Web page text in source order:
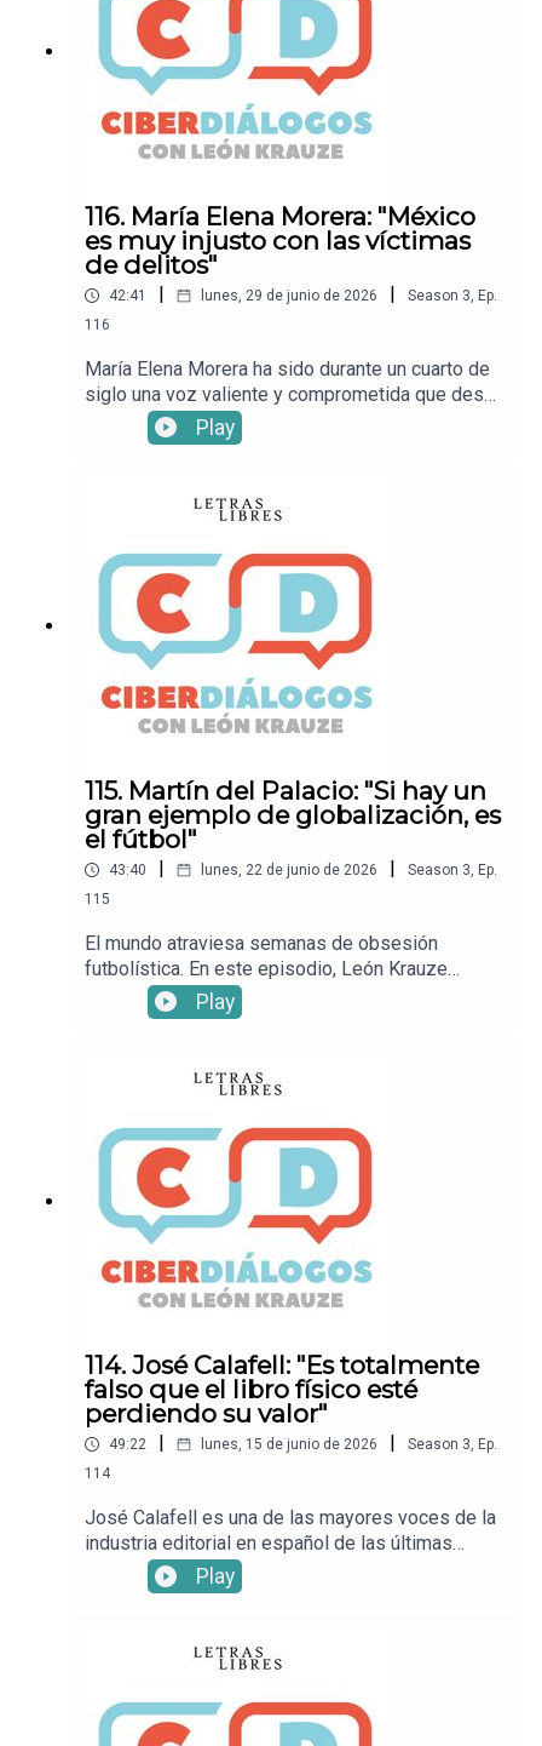
latinoamericana.Mira este episodio en YouTube.•
Sigue a León KrauzeXFacebookInstagramTikTok•
Sigue a Letras LibresSitio
webXFacebookInstagramTikTok• ¡Suscríbete a
Letras Libres!
116. María Elena Morera: "México
es muy injusto con las víctimas
de delitos"
42:41 lunes, 29 de junio de 2026 Season 3, Ep.
116
María Elena Morera ha sido durante un cuarto de
siglo una voz valiente y comprometida que desde
Causa en Común, la asociación que preside, se ha
dedicado a empujar al país hacia una justicia más
víctimas y una reflexión constante sobre la
inseguridad. En esta conversación con León
Krauze, habla sobre corrupción, cifras, impunidad
y acceso a la justicia durante el gobierno de
Claudia Sheinbaum.Mira este episodio en
YouTube.• Sigue a León
KrauzeXFacebookInstagramTikTok• Sigue a
Letras LibresSitio
webXFacebookInstagramTikTok• ¡Suscríbete a
Letras Libres!
Play
115. Martín del Palacio: "Si hay un
gran ejemplo de globalización, es
el fútbol"
43:40 lunes, 22 de junio de 2026 Season 3, Ep.
115
El mundo atraviesa semanas de obsesión
futbolística. En este episodio, León Krauze
conversa con el periodista deportivo Martín del
Palacio sobre la Copa del Mundo, la manera en se
dice sobre el desempeño atlético, la geopolítica,
las miradas sobre la diversidad y la migración y
otros temas más.Mira este episodio en YouTube.•
Sigue a León KrauzeXFacebookInstagramTikTok•
Sigue a Letras LibresSitio
webXFacebookInstagramTikTok• ¡Suscríbete a
Letras Libres!
Play
114. José Calafell: "Es totalmente
falso que el libro físico esté
perdiendo su valor"
49:22 lunes, 15 de junio de 2026 Season 3, Ep.
114
José Calafell es una de las mayores voces de la
industria editorial en español de las últimas
décadas. Actualmente director para América
Latina de Grupo Planeta, ha dedicado su vida al
cómo llevar la literatura a la mayor cantidad de
lectores posible. En esta conversación con León
Krauze, Calafell habla de la situación del libro y la
lectura en un presente lleno de predicciones
Play